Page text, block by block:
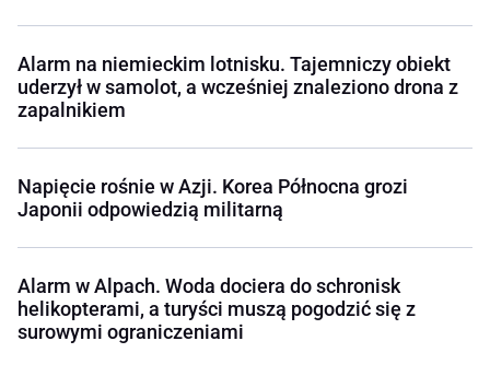
Alarm na niemieckim lotnisku. Tajemniczy obiekt
uderzył w samolot, a wcześniej znaleziono drona z
zapalnikiem
Napięcie rośnie w Azji. Korea Północna grozi
Japonii odpowiedzią militarną
Alarm w Alpach. Woda dociera do schronisk
helikopterami, a turyści muszą pogodzić się z
surowymi ograniczeniami